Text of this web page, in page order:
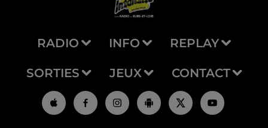
RADIO INFO REPLAY
SORTIES JEUX CONTACT